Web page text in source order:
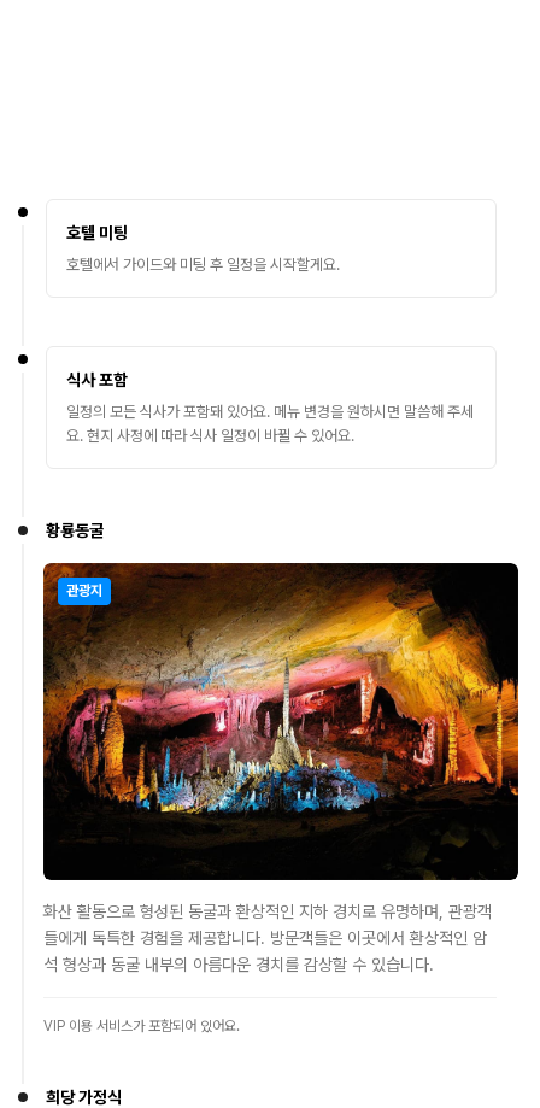
호텔 미팅
호텔에서 가이드와 미팅 후 일정을 시작할게요.
식사 포함
일정의 모든 식사가 포함돼 있어요. 메뉴 변경을 원하시면 말씀해 주세
요. 현지 사정에 따라 식사 일정이 바뀔 수 있어요.
황룡동굴
관광지
화산 활동으로 형성된 동굴과 환상적인 지하 경치로 유명하며, 관광객
들에게 독특한 경험을 제공합니다. 방문객들은 이곳에서 환상적인 암
석 형상과 동굴 내부의 아름다운 경치를 감상할 수 있습니다.
VIP 이용 서비스가 포함되어 있어요.
희당 가정식